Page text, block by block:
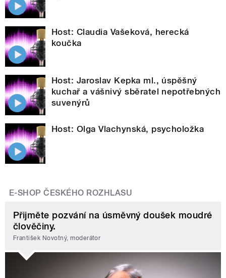
Host: Claudia Vašeková, herecká
koučka
Host: Jaroslav Kepka ml., úspěšný
kuchař a vášnivý sběratel nepotřebných
suvenýrů
Host: Olga Vlachynská, psycholožka
E-SHOP ČESKÉHO ROZHLASU
Přijměte pozvání na úsměvný doušek moudré
člověčiny.
František Novotný, moderátor